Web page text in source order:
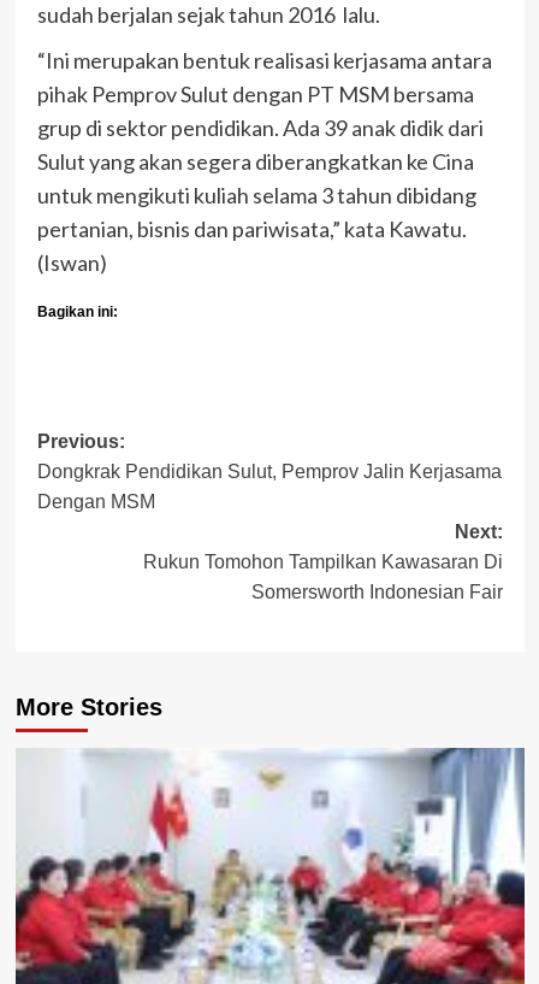
sudah berjalan sejak tahun 2016 lalu.
“Ini merupakan bentuk realisasi kerjasama antara
pihak Pemprov Sulut dengan PT MSM bersama
grup di sektor pendidikan. Ada 39 anak didik dari
Sulut yang akan segera diberangkatkan ke Cina
untuk mengikuti kuliah selama 3 tahun dibidang
pertanian, bisnis dan pariwisata,” kata Kawatu.
(Iswan)
Bagikan ini:
Post
navigation
Previous:
Dongkrak Pendidikan Sulut, Pemprov Jalin Kerjasama
Dengan MSM
Next:
Rukun Tomohon Tampilkan Kawasaran Di
Somersworth Indonesian Fair
More Stories